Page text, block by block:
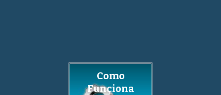
Como
Funciona